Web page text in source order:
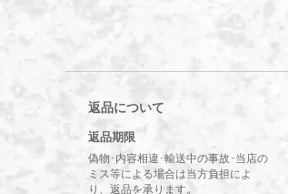
返品について
返品期限
偽物･内容相違･輸送中の事故･当店の
ミス等による場合は当方負担によ
り、返品を承ります。